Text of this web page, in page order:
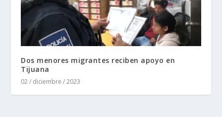
Dos menores migrantes reciben apoyo en
Tijuana
02 / diciembre / 2023